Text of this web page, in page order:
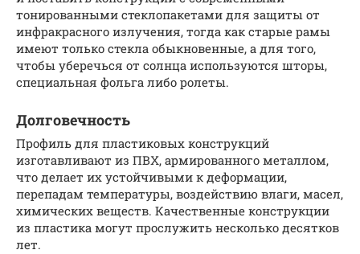
тонированными стеклопакетами для защиты от
инфракрасного излучения, тогда как старые рамы
имеют только стекла обыкновенные, а для того,
чтобы уберечься от солнца используются шторы,
специальная фольга либо ролеты.
Долговечность
Профиль для пластиковых конструкций
изготавливают из ПВХ, армированного металлом,
что делает их устойчивыми к деформации,
перепадам температуры, воздействию влаги, масел,
химических веществ. Качественные конструкции
из пластика могут прослужить несколько десятков
лет.